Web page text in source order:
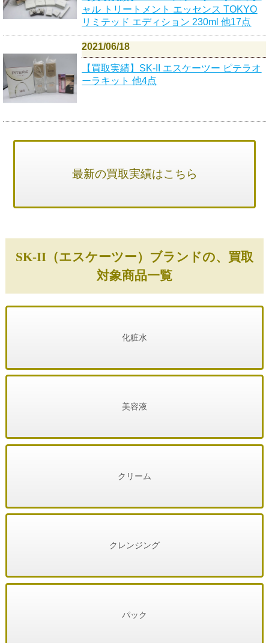
ャル トリートメント エッセンス TOKYO
リミテッド エディション 230ml 他17点
2021/06/18
【買取実績】SK-II エスケーツー ピテラオ
ーラキット 他4点
最新の買取実績はこちら
SK-II（エスケーツー）ブランドの、買取
対象商品一覧
化粧水
美容液
クリーム
クレンジング
パック